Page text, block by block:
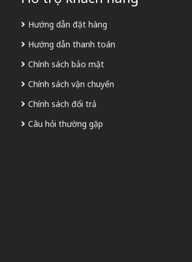
Hướng dẫn đặt hàng
Hướng dẫn thanh toán
Chính sách bảo mật
Chính sách vận chuyển
Chính sách đổi trả
Câu hỏi thường gặp